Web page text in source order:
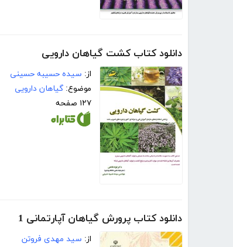
دانلود کتاب کشت گیاهان دارویی
از: سیده حسیبه حسینی
موضوع: گیاهان دارویی
۱۲۷ صفحه
دانلود کتاب پرورش گیاهان آپارتمانی 1
از: سید مهدی فروتن